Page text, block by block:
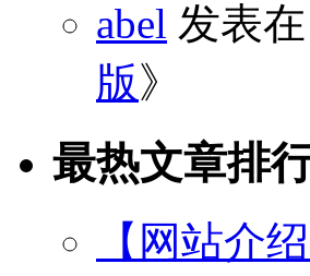
abel 发表
版》
最热文章排
【网站介